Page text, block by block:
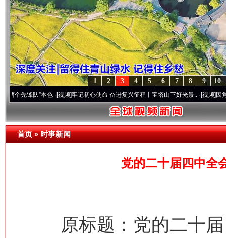
10
9
8
7
6
5
4
3
2
1
队”本色·[视频]牢记初心使命 奋进复兴征程丨宝塔山下好光景..·[视频]因党而生 为
首页»时事新闻
党的二十届四中全
原标题：党的二十届